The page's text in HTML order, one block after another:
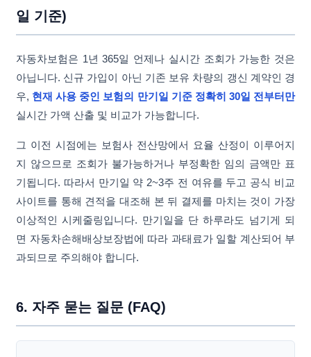
일 기준)
자동차보험은 1년 365일 언제나 실시간 조회가 가능한 것은
아닙니다. 신규 가입이 아닌 기존 보유 차량의 갱신 계약인 경
우, 현재 사용 중인 보험의 만기일 기준 정확히 30일 전부터만
실시간 가액 산출 및 비교가 가능합니다.
그 이전 시점에는 보험사 전산망에서 요율 산정이 이루어지
지 않으므로 조회가 불가능하거나 부정확한 임의 금액만 표
기됩니다. 따라서 만기일 약 2~3주 전 여유를 두고 공식 비교
사이트를 통해 견적을 대조해 본 뒤 결제를 마치는 것이 가장
이상적인 시케줄링입니다. 만기일을 단 하루라도 넘기게 되
면 자동차손해배상보장법에 따라 과태료가 일할 계산되어 부
과되므로 주의해야 합니다.
6. 자주 묻는 질문 (FAQ)